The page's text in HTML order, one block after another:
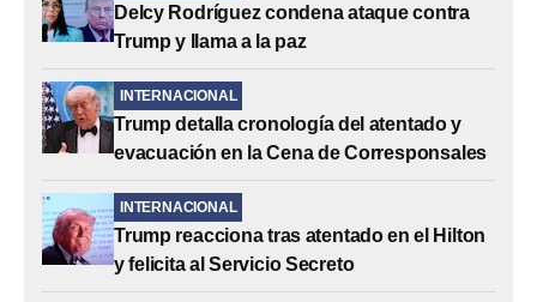
Delcy Rodríguez condena ataque contra
Trump y llama a la paz
INTERNACIONAL
Trump detalla cronología del atentado y
evacuación en la Cena de Corresponsales
INTERNACIONAL
Trump reacciona tras atentado en el Hilton
y felicita al Servicio Secreto